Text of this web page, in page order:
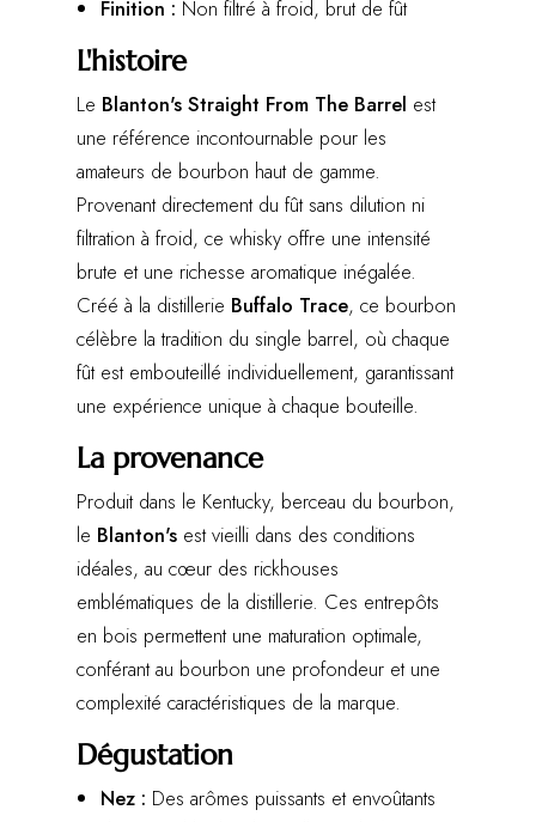
Finition : Non filtré à froid, brut de fût
L'histoire
Le Blanton's Straight From The Barrel est
une référence incontournable pour les
amateurs de bourbon haut de gamme.
Provenant directement du fût sans dilution ni
filtration à froid, ce whisky offre une intensité
brute et une richesse aromatique inégalée.
Créé à la distillerie Buffalo Trace, ce bourbon
célèbre la tradition du single barrel, où chaque
fût est embouteillé individuellement, garantissant
une expérience unique à chaque bouteille.
La provenance
Produit dans le Kentucky, berceau du bourbon,
le Blanton's est vieilli dans des conditions
idéales, au cœur des rickhouses
emblématiques de la distillerie. Ces entrepôts
en bois permettent une maturation optimale,
conférant au bourbon une profondeur et une
complexité caractéristiques de la marque.
Dégustation
Nez : Des arômes puissants et envoûtants